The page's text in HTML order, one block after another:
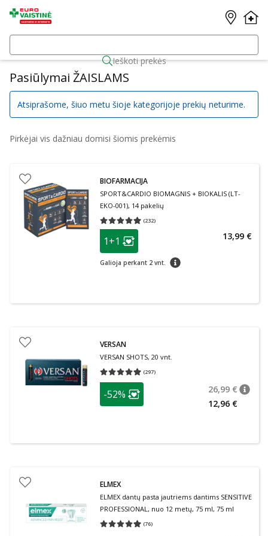
Ieškoti prekės
Pasiūlymai ŽAISLAMS
Atsiprašome, šiuo metu šioje kategorijoje prekių neturime.
Pirkėjai vis dažniau domisi šiomis prekėmis
BIOFARMACIJA
SPORT&CARDIO BIOMAGNIS + BIOKALIS (LT-
EKO-001), 14 pakelių
(232)
Vidutinis įvertinimas 4.93
patarimas
Lojalumo klubo narių nuolaida
1+1
Galioja perkant 2 vnt. patarimas
13,99 €
VERSAN
VERSAN SHOTS, 20 vnt.
(297)
Vidutinis įvertinimas 4.93
patarimas
Lojalumo klubo narių nuolaida
-52% 26,99 €
12,96 €
ELMEX
ELMEX dantų pasta jautriems dantims SENSITIVE
PROFESSIONAL, nuo 12 metų, 75 ml, 75 ml
(76)
Vidutinis įvertinimas 4.95